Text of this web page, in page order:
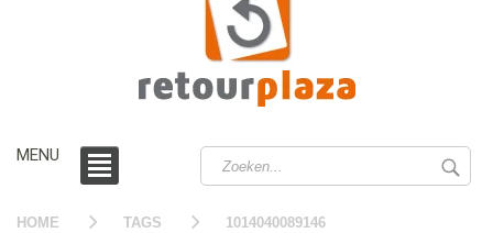
MENU
HOME TAGS 1014040089146